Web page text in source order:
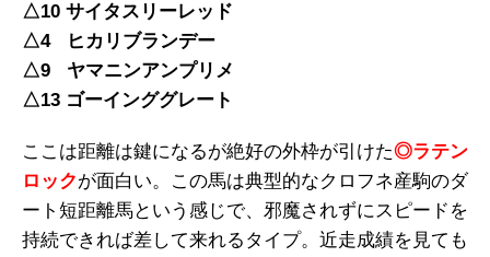
△10 サイタスリーレッド
△4 ヒカリブランデー
△9 ヤマニンアンプリメ
△13 ゴーインググレート
ここは距離は鍵になるが絶好の外枠が引けた◎ラテン
ロックが面白い。この馬は典型的なクロフネ産駒のダ
ート短距離馬という感じで、邪魔されずにスピードを
持続できれば差して来れるタイプ。近走成績を見ても